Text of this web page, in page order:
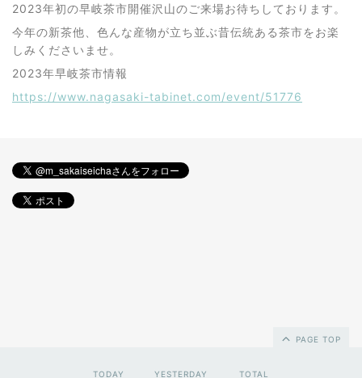
2023年初の早岐茶市開催沢山のご来場お待ちしております。
今年の新茶他、色んな産物が立ち並ぶ昔伝統ある茶市をお楽
しみくださいませ。
2023年早岐茶市情報
https://www.nagasaki-tabinet.com/event/51776
PAGE TOP
TODAY YESTERDAY TOTAL